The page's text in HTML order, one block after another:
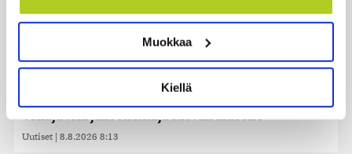
ominaispiirteitä aktiivisesti (sormenjäljen
Lue lisää siitä, miten henkilötietojasi käsitellään ja miten
suostumustasi tai peruuttaa sen milloin vain
evästeilmoituksessa.
Käytämme evästeitä tarjoamamme sisällön ja mainosten
Muokkaa
Kiellä
Yhdysvaltojen ex-presidentin poika BBC:lle: Joe
Bidenin syöpä on levinnyt
Venäjä teki jälleen iskuja Kiovan alueelle
Uutiset | 8.8.2026 8:13